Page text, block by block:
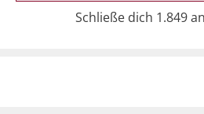
Schließe dich 1.849